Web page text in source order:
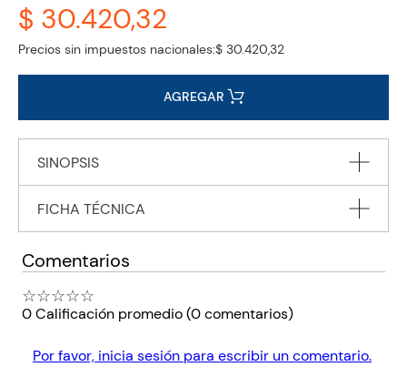
$ 30.420,32
Precios sin impuestos nacionales:$ 30.420,32
AGREGAR
SINOPSIS
"THE INSPIRATIONAL CLASSIC FROM THE MASTER
STORYTELLER WHOSE BOOKS HAVE TOUCHED THE
HEARTS OF OVER 40 MILLION READERS
FICHA TÉCNICA
Autor ALBOM Mitch
Editorial
Encuadernación PAPERBACK
Comentarios
☆☆☆☆☆
0 Calificación promedio(0 comentarios)
Por favor, inicia sesión para escribir un comentario.